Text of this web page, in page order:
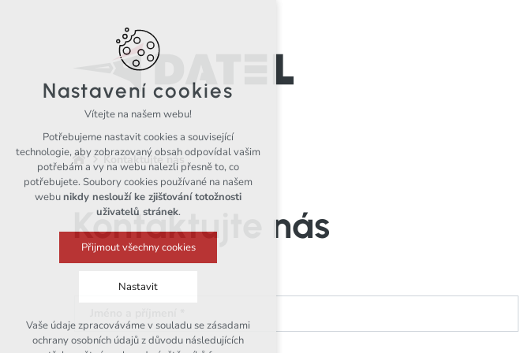
Kontaktujte nás
Kontaktujte nás
Nastavení cookies
Vítejte na našem webu!
Potřebujeme nastavit cookies a související
technologie, aby zobrazovaný obsah odpovídal vašim
potřebám a vy na webu nalezli přesně to, co
potřebujete. Soubory cookies používané na našem
webunikdy neslouží ke zjišťování totožnosti
uživatelů stránek.
Přijmout všechny cookies
Nastavit
Technická cookies
Vaše údaje zpracováváme v souladu se zásadami
ochrany osobních údajů z důvodu následujících